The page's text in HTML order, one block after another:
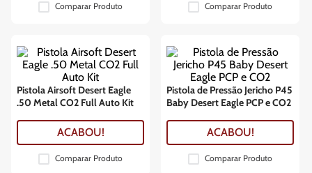
Comparar Produto Comparar Produto
Pistola Airsoft Desert Eagle
.50 Metal CO2 Full Auto Kit
ACABOU!
Comparar Produto
Pistola de Pressão Jericho P45
Baby Desert Eagle PCP e CO2
ACABOU!
Comparar Produto